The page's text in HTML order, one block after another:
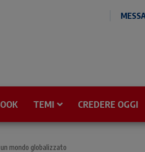
TEMI CREDERE OGGI
mondo globalizzato